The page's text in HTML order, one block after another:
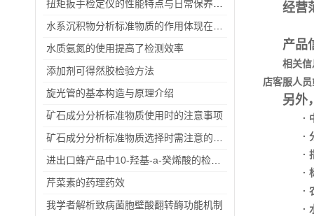
水质氨氮的使用提高了检测效率
添加剂可得然胶检验方法
旋光管的基本构造与原理介绍
矿石成分分析标准物质使用时的注意事项
芹菜素的药理药效
我学者解析致病菌胞壁酸翻转酶功能机制
经营
产品
相关
店客服人
另外
·
·
·
·
·
·